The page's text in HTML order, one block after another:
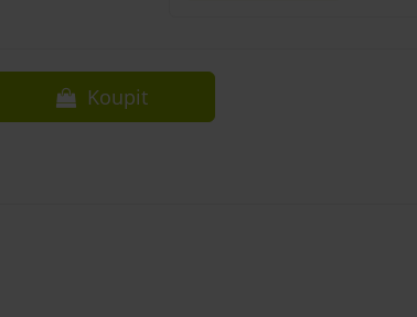
Koupit